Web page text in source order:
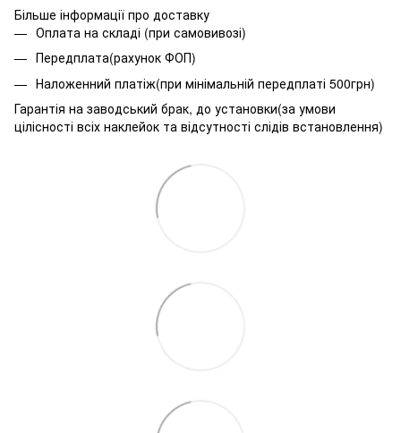
Більше інформації про доставку
Оплата на складі (при самовивозі)
Передплата(рахунок ФОП)
Наложенний платіж(при мінімальній передплаті 500грн)
Гарантія на заводський брак, до установки(за умови
цілісності всіх наклейок та відсутності слідів встановлення)